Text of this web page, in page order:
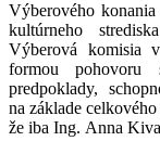
Výberového
kultúrneho
Výberová komisia
formou pohovoru
predpoklady,
na základe
že iba Ing. Anna